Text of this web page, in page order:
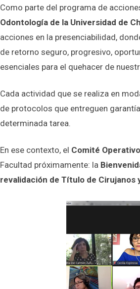
Como parte del programa de
Odontología de la Universidad de
acciones en la presenciabilidad,
de retorno seguro, progresivo,
esenciales para el quehacer de
Cada actividad que se realiza en
de protocolos que entreguen
determinada tarea.
En ese contexto, el Comité
Facultad próximamente: la
revalidación de Título de Cirujanos